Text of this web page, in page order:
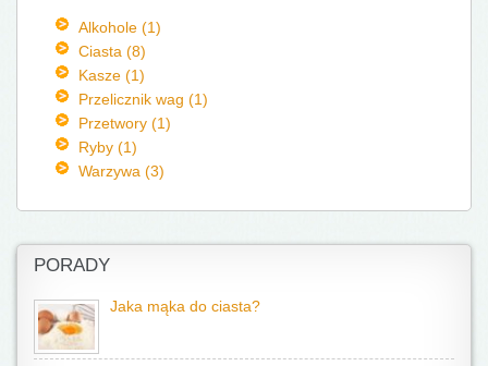
Alkohole (1)
Ciasta (8)
Kasze (1)
Przelicznik wag (1)
Przetwory (1)
Ryby (1)
Warzywa (3)
PORADY
Jaka mąka do ciasta?